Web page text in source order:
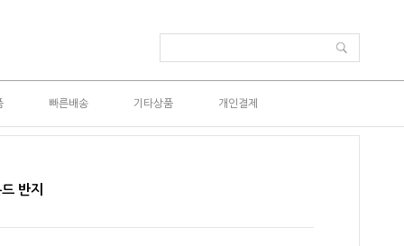
빠른배송 기타상품 개인결제
반지